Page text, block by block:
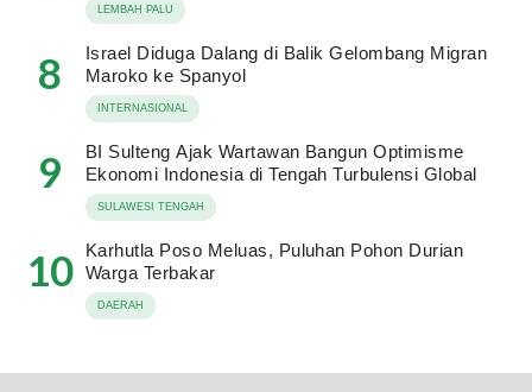
LEMBAH PALU
8
Israel Diduga Dalang di Balik Gelombang Migran
Maroko ke Spanyol
INTERNASIONAL
9
BI Sulteng Ajak Wartawan Bangun Optimisme
Ekonomi Indonesia di Tengah Turbulensi Global
SULAWESI TENGAH
10
Karhutla Poso Meluas, Puluhan Pohon Durian
Warga Terbakar
DAERAH